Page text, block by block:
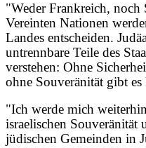
"Weder Frankreich,
Vereinten Nationen
Landes entscheiden.
untrennbare Teile des
verstehen: Ohne
ohne Souveränität gibt
"Ich werde mich
israelischen Souveränität
jüdischen Gemeinden in